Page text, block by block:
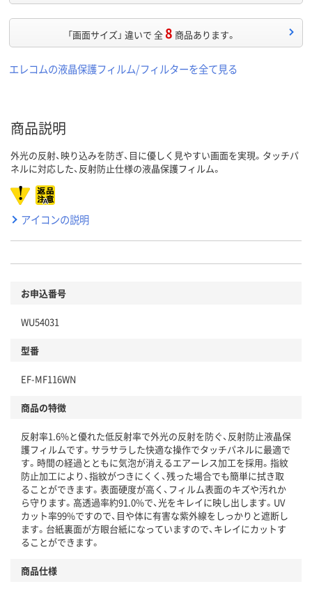
「画面サイズ」 違いで 全8 商品あります。
エレコムの液晶保護フィルム/フィルターを全て見る
商品説明
外光の反射、映り込みを防ぎ、目に優しく見やすい画面を実現。タッチパ
ネルに対応した、反射防止仕様の液晶保護フィルム。
アイコンの説明
お申込番号
WU54031
型番
EF-MF116WN
商品の特徴
反射率1.6%と優れた低反射率で外光の反射を防ぐ、反射防止液晶保
護フィルムです。サラサラした快適な操作でタッチパネルに最適で
す。時間の経過とともに気泡が消えるエアーレス加工を採用。指紋
防止加工により、指紋がつきにくく、残った場合でも簡単に拭き取
ることができます。表面硬度が高く、フィルム表面のキズや汚れか
ら守ります。高透過率約91.0%で、光をキレイに映し出します。UV
カット率99%ですので、目や体に有害な紫外線をしっかりと遮断し
ます。台紙裏面が方眼台紙になっていますので、キレイにカットす
ることができます。
商品仕様